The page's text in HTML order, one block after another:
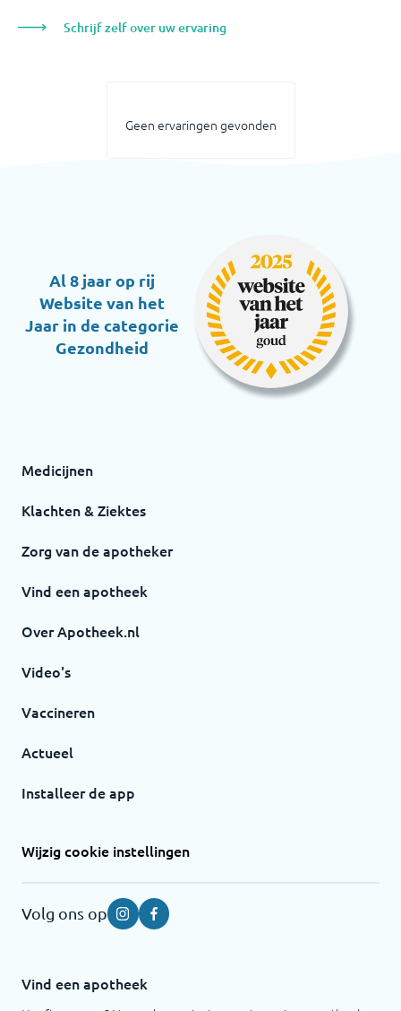
Schrijf zelf over uw ervaring
Geen ervaringen gevonden
Al 8 jaar op rij
Website van het
Jaar in de categorie
Gezondheid
Medicijnen
Klachten & Ziektes
Zorg van de apotheker
Vind een apotheek
Over Apotheek.nl
Video's
Vaccineren
Actueel
Installeer de app
Wijzig cookie instellingen
Volg ons op InstagramFacebook
Vind een apotheek